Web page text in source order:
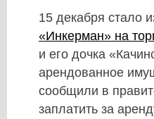
15 декабря стало
«Инкерман» на
и его дочка
арендованное
сообщили в
заплатить за